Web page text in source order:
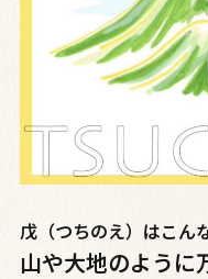
戊（つちのえ）はこん
山や大地のように